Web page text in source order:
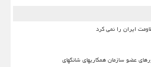
ایران را نمی کرد
عضو سازمان همکاریهای شانگهای